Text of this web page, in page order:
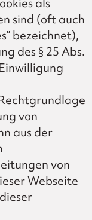
sind (oft auch
bezeichnet),
des § 25 Abs.
von
aus der
von
Webseite